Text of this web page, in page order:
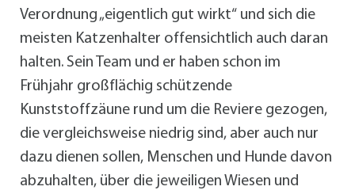
Verordnung „eigentlich gut wirkt“ und sich die
meisten Katzenhalter offensichtlich auch daran
halten. Sein Team und er haben schon im
Frühjahr großflächig schützende
Kunststoffzäune rund um die Reviere gezogen,
die vergleichsweise niedrig sind, aber auch nur
dazu dienen sollen, Menschen und Hunde davon
abzuhalten, über die jeweiligen Wiesen und